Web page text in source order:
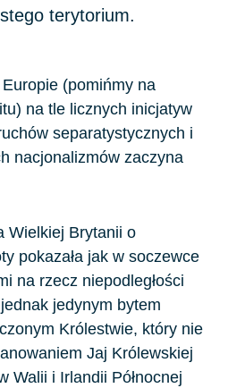
terytorium.
(pomińmy na
) na tle licznych inicjatyw
separatystycznych i
nacjonalizmów zaczyna
Wielkiej Brytanii o
pokazała jak w soczewce
na rzecz niepodległości
jedynym bytem
Królestwie, który nie
Jaj Królewskiej
Walii i Irlandii Północnej